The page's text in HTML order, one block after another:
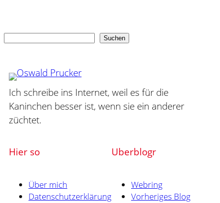
Suchen Suchen
Ich schreibe ins Internet, weil es für die
Kaninchen besser ist, wenn sie ein anderer
züchtet.
Hier so
Über mich
Datenschutzerklärung
Uberblogr
Webring
Vorheriges Blog